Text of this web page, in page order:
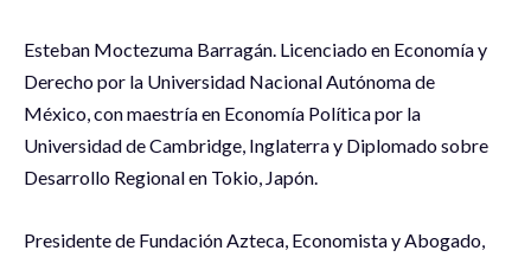
Esteban Moctezuma Barragán. Licenciado en Economía y
Derecho por la Universidad Nacional Autónoma de
México, con maestría en Economía Política por la
Universidad de Cambridge, Inglaterra y Diplomado sobre
Desarrollo Regional en Tokio, Japón.
Presidente de Fundación Azteca, Economista y Abogado,